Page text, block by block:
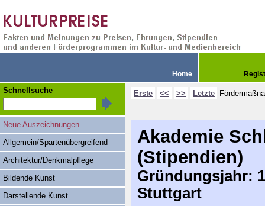
Home
Erste << >> Letzte
Akademie
(Stipendien)
Gründungsjahr:
Stuttgart
Schnellsuche
Neue Auszeichnungen
Allgemein/Spartenübergreifend
Architektur/Denkmalpflege
Bildende Kunst
Darstellende Kunst